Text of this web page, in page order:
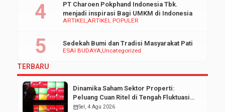
ARTIKELARTIKEL POPULER
PT Charoen Pokphand Indonesia Tbk.
menjadi inspirasi Bagi UMKM di Indonesia
ESAI BUDAYAUncategorized
Sedekah Bumi dan Tradisi Masyarakat Pati
TERBARU
Dinamika Saham Sektor Properti:
Peluang Cuan Ritel di Tengah Fluktuasi
Pasar Modal
calendar_monthSel, 4 Agu 2026